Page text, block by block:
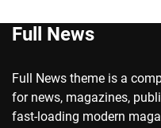
Full News
Full News theme is a
for news, magazines,
fast-loading modern